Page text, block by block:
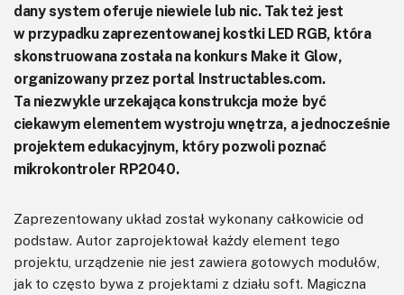
dany system oferuje niewiele lub nic. Tak też jest
w przypadku zaprezentowanej kostki LED RGB, która
skonstruowana została na konkurs Make it Glow,
organizowany przez portal Instructables.com.
Ta niezwykle urzekająca konstrukcja może być
ciekawym elementem wystroju wnętrza, a jednocześnie
projektem edukacyjnym, który pozwoli poznać
mikrokontroler RP2040.
Zaprezentowany układ został wykonany całkowicie od
podstaw. Autor zaprojektował każdy element tego
projektu, urządzenie nie jest zawiera gotowych modułów,
jak to często bywa z projektami z działu soft. Magiczna